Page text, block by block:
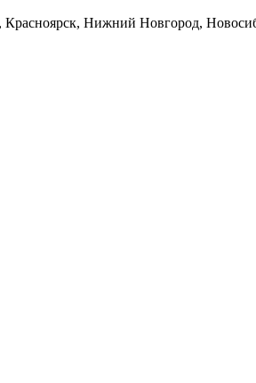
Нижний Новгород,